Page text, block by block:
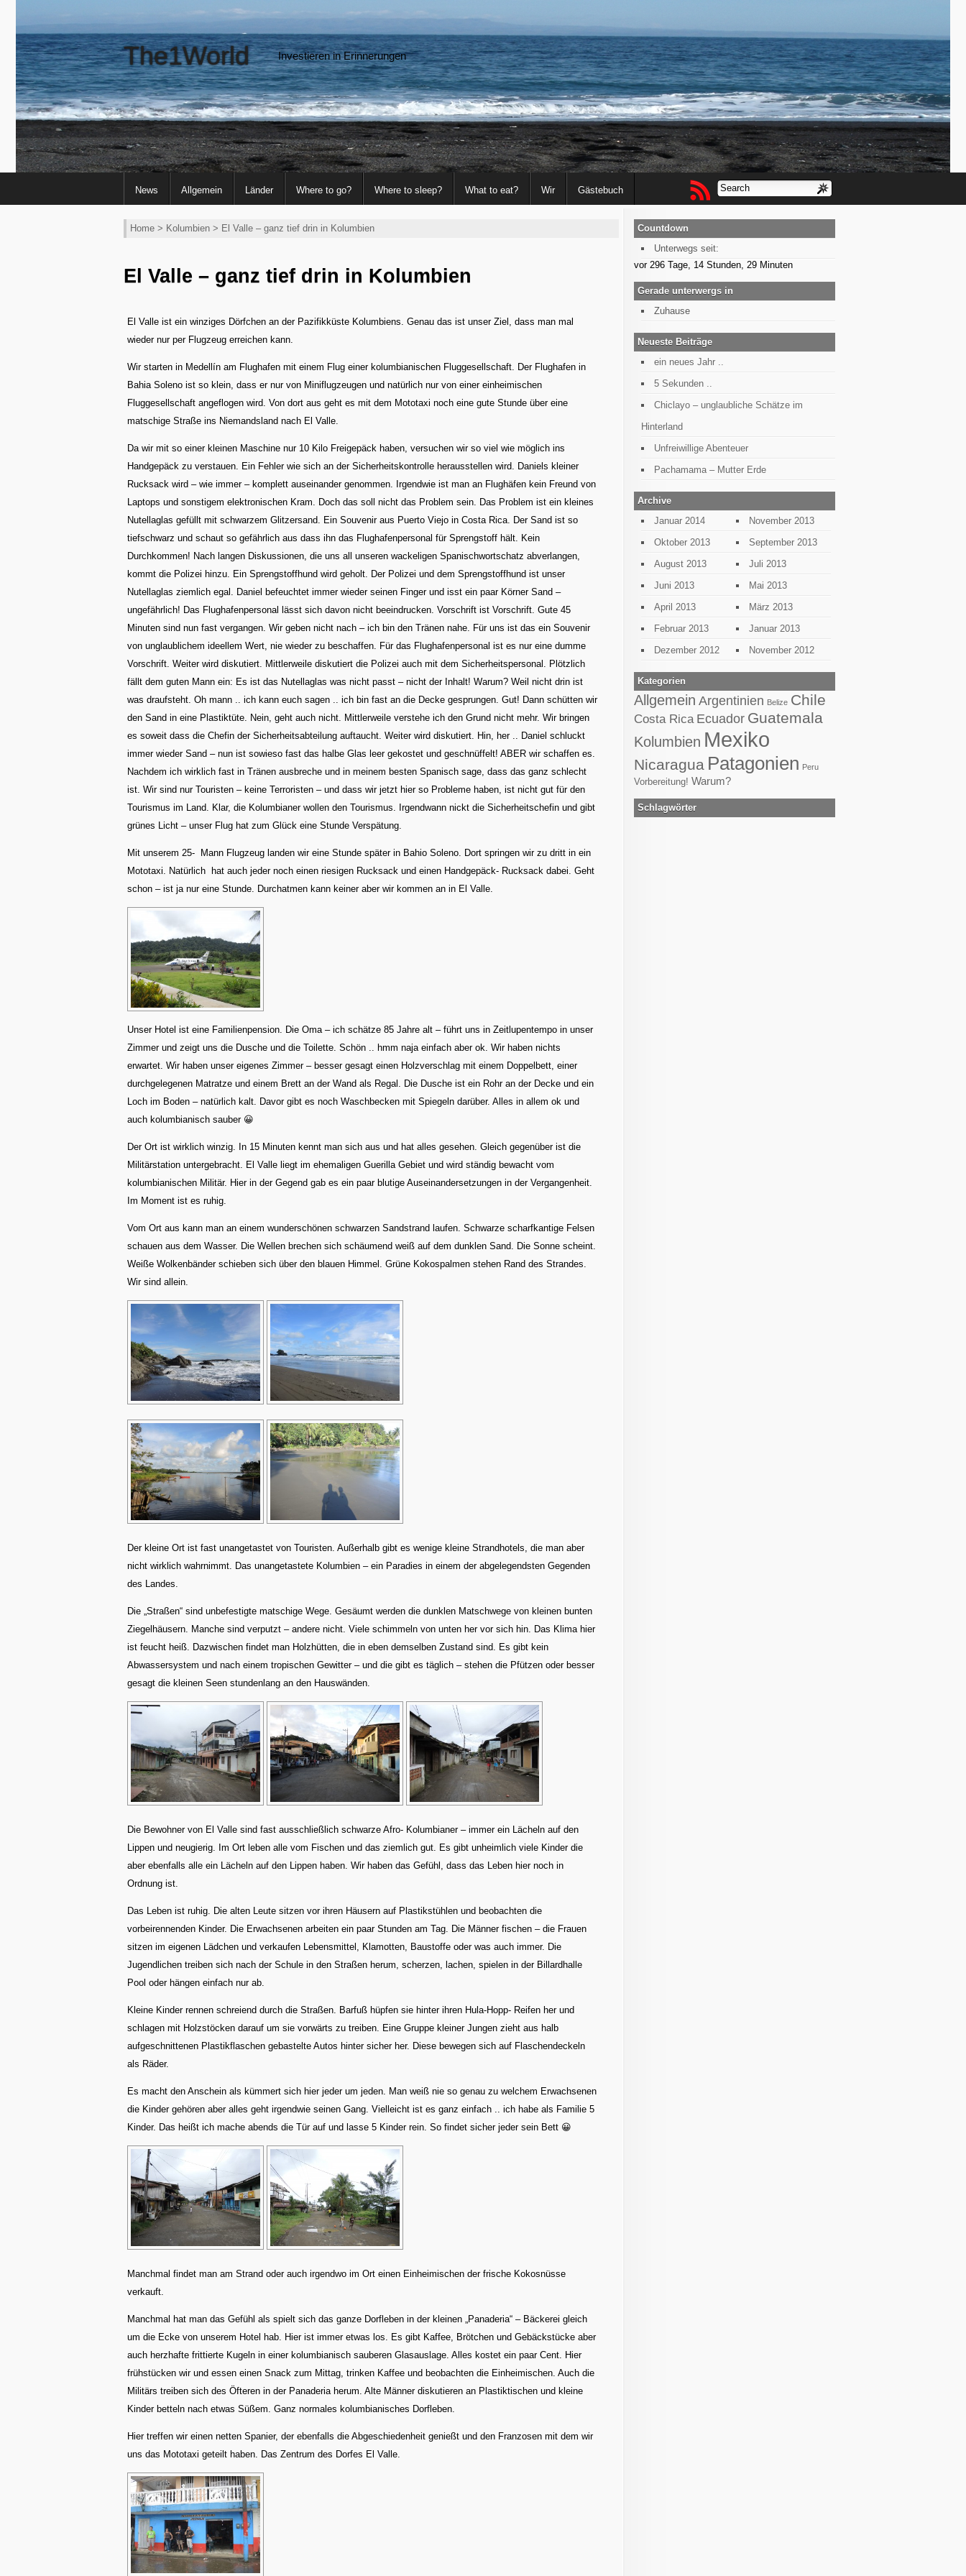
The1World Investieren in Erinnerungen
News Allgemein Länder Where to go? Where to sleep? What to eat? Wir Gästebuch
Home > Kolumbien > El Valle – ganz tief drin in Kolumbien
El Valle – ganz tief drin in Kolumbien
El Valle ist ein winziges Dörfchen an der Pazifikküste Kolumbiens. Genau das ist unser Ziel, dass man mal
wieder nur per Flugzeug erreichen kann.
Wir starten in Medellín am Flughafen mit einem Flug einer kolumbianischen Fluggesellschaft. Der Flughafen in
Bahia Soleno ist so klein, dass er nur von Miniflugzeugen und natürlich nur von einer einheimischen
Fluggesellschaft angeflogen wird. Von dort aus geht es mit dem Mototaxi noch eine gute Stunde über eine
matschige Straße ins Niemandsland nach El Valle.
Da wir mit so einer kleinen Maschine nur 10 Kilo Freigepäck haben, versuchen wir so viel wie möglich ins
Handgepäck zu verstauen. Ein Fehler wie sich an der Sicherheitskontrolle herausstellen wird. Daniels kleiner
Rucksack wird – wie immer – komplett auseinander genommen. Irgendwie ist man an Flughäfen kein Freund von
Laptops und sonstigem elektronischen Kram. Doch das soll nicht das Problem sein. Das Problem ist ein kleines
Nutellaglas gefüllt mit schwarzem Glitzersand. Ein Souvenir aus Puerto Viejo in Costa Rica. Der Sand ist so
tiefschwarz und schaut so gefährlich aus dass ihn das Flughafenpersonal für Sprengstoff hält. Kein
Durchkommen! Nach langen Diskussionen, die uns all unseren wackeligen Spanischwortschatz abverlangen,
kommt die Polizei hinzu. Ein Sprengstoffhund wird geholt. Der Polizei und dem Sprengstoffhund ist unser
Nutellaglas ziemlich egal. Daniel befeuchtet immer wieder seinen Finger und isst ein paar Körner Sand –
ungefährlich! Das Flughafenpersonal lässt sich davon nicht beeindrucken. Vorschrift ist Vorschrift. Gute 45
Minuten sind nun fast vergangen. Wir geben nicht nach – ich bin den Tränen nahe. Für uns ist das ein Souvenir
von unglaublichem ideellem Wert, nie wieder zu beschaffen. Für das Flughafenpersonal ist es nur eine dumme
Vorschrift. Weiter wird diskutiert. Mittlerweile diskutiert die Polizei auch mit dem Sicherheitspersonal. Plötzlich
fällt dem guten Mann ein: Es ist das Nutellaglas was nicht passt – nicht der Inhalt! Warum? Weil nicht drin ist
was draufsteht. Oh mann .. ich kann euch sagen .. ich bin fast an die Decke gesprungen. Gut! Dann schütten wir
den Sand in eine Plastiktüte. Nein, geht auch nicht. Mittlerweile verstehe ich den Grund nicht mehr. Wir bringen
es soweit dass die Chefin der Sicherheitsabteilung auftaucht. Weiter wird diskutiert. Hin, her .. Daniel schluckt
immer wieder Sand – nun ist sowieso fast das halbe Glas leer gekostet und geschnüffelt! ABER wir schaffen es.
Nachdem ich wirklich fast in Tränen ausbreche und in meinem besten Spanisch sage, dass das ganz schlecht
ist. Wir sind nur Touristen – keine Terroristen – und dass wir jetzt hier so Probleme haben, ist nicht gut für den
Tourismus im Land. Klar, die Kolumbianer wollen den Tourismus. Irgendwann nickt die Sicherheitschefin und gibt
grünes Licht – unser Flug hat zum Glück eine Stunde Verspätung.
Mit unserem 25- Mann Flugzeug landen wir eine Stunde später in Bahio Soleno. Dort springen wir zu dritt in ein
Mototaxi. Natürlich hat auch jeder noch einen riesigen Rucksack und einen Handgepäck- Rucksack dabei. Geht
schon – ist ja nur eine Stunde. Durchatmen kann keiner aber wir kommen an in El Valle.
Unser Hotel ist eine Familienpension. Die Oma – ich schätze 85 Jahre alt – führt uns in Zeitlupentempo in unser
Zimmer und zeigt uns die Dusche und die Toilette. Schön .. hmm naja einfach aber ok. Wir haben nichts
erwartet. Wir haben unser eigenes Zimmer – besser gesagt einen Holzverschlag mit einem Doppelbett, einer
durchgelegenen Matratze und einem Brett an der Wand als Regal. Die Dusche ist ein Rohr an der Decke und ein
Loch im Boden – natürlich kalt. Davor gibt es noch Waschbecken mit Spiegeln darüber. Alles in allem ok und
auch kolumbianisch sauber 😀
Der Ort ist wirklich winzig. In 15 Minuten kennt man sich aus und hat alles gesehen. Gleich gegenüber ist die
Militärstation untergebracht. El Valle liegt im ehemaligen Guerilla Gebiet und wird ständig bewacht vom
kolumbianischen Militär. Hier in der Gegend gab es ein paar blutige Auseinandersetzungen in der Vergangenheit.
Im Moment ist es ruhig.
Vom Ort aus kann man an einem wunderschönen schwarzen Sandstrand laufen. Schwarze scharfkantige Felsen
schauen aus dem Wasser. Die Wellen brechen sich schäumend weiß auf dem dunklen Sand. Die Sonne scheint.
Weiße Wolkenbänder schieben sich über den blauen Himmel. Grüne Kokospalmen stehen Rand des Strandes.
Wir sind allein.
Der kleine Ort ist fast unangetastet von Touristen. Außerhalb gibt es wenige kleine Strandhotels, die man aber
nicht wirklich wahrnimmt. Das unangetastete Kolumbien – ein Paradies in einem der abgelegendsten Gegenden
des Landes.
Die „Straßen“ sind unbefestigte matschige Wege. Gesäumt werden die dunklen Matschwege von kleinen bunten
Ziegelhäusern. Manche sind verputzt – andere nicht. Viele schimmeln von unten her vor sich hin. Das Klima hier
ist feucht heiß. Dazwischen findet man Holzhütten, die in eben demselben Zustand sind. Es gibt kein
Abwassersystem und nach einem tropischen Gewitter – und die gibt es täglich – stehen die Pfützen oder besser
gesagt die kleinen Seen stundenlang an den Hauswänden.
Die Bewohner von El Valle sind fast ausschließlich schwarze Afro- Kolumbianer – immer ein Lächeln auf den
Lippen und neugierig. Im Ort leben alle vom Fischen und das ziemlich gut. Es gibt unheimlich viele Kinder die
aber ebenfalls alle ein Lächeln auf den Lippen haben. Wir haben das Gefühl, dass das Leben hier noch in
Ordnung ist.
Das Leben ist ruhig. Die alten Leute sitzen vor ihren Häusern auf Plastikstühlen und beobachten die
vorbeirennenden Kinder. Die Erwachsenen arbeiten ein paar Stunden am Tag. Die Männer fischen – die Frauen
sitzen im eigenen Lädchen und verkaufen Lebensmittel, Klamotten, Baustoffe oder was auch immer. Die
Jugendlichen treiben sich nach der Schule in den Straßen herum, scherzen, lachen, spielen in der Billardhalle
Pool oder hängen einfach nur ab.
Kleine Kinder rennen schreiend durch die Straßen. Barfuß hüpfen sie hinter ihren Hula-Hopp- Reifen her und
schlagen mit Holzstöcken darauf um sie vorwärts zu treiben. Eine Gruppe kleiner Jungen zieht aus halb
aufgeschnittenen Plastikflaschen gebastelte Autos hinter sicher her. Diese bewegen sich auf Flaschendeckeln
als Räder.
Es macht den Anschein als kümmert sich hier jeder um jeden. Man weiß nie so genau zu welchem Erwachsenen
die Kinder gehören aber alles geht irgendwie seinen Gang. Vielleicht ist es ganz einfach .. ich habe als Familie 5
Kinder. Das heißt ich mache abends die Tür auf und lasse 5 Kinder rein. So findet sicher jeder sein Bett 😀
Manchmal findet man am Strand oder auch irgendwo im Ort einen Einheimischen der frische Kokosnüsse
verkauft.
Manchmal hat man das Gefühl als spielt sich das ganze Dorfleben in der kleinen „Panaderia“ – Bäckerei gleich
um die Ecke von unserem Hotel hab. Hier ist immer etwas los. Es gibt Kaffee, Brötchen und Gebäckstücke aber
auch herzhafte frittierte Kugeln in einer kolumbianisch sauberen Glasauslage. Alles kostet ein paar Cent. Hier
frühstücken wir und essen einen Snack zum Mittag, trinken Kaffee und beobachten die Einheimischen. Auch die
Militärs treiben sich des Öfteren in der Panaderia herum. Alte Männer diskutieren an Plastiktischen und kleine
Kinder betteln nach etwas Süßem. Ganz normales kolumbianisches Dorfleben.
Hier treffen wir einen netten Spanier, der ebenfalls die Abgeschiedenheit genießt und den Franzosen mit dem wir
uns das Mototaxi geteilt haben. Das Zentrum des Dorfes El Valle.
Countdown
Unterwegs seit:
vor 296 Tage, 14 Stunden, 29 Minuten
Gerade unterwergs in
Zuhause
Neueste Beiträge
ein neues Jahr ..
5 Sekunden ..
Chiclayo – unglaubliche Schätze im
Hinterland
Unfreiwillige Abenteuer
Pachamama – Mutter Erde
Archive
Januar 2014
November 2013
Oktober 2013
September 2013
August 2013
Juli 2013
Juni 2013
Mai 2013
April 2013
März 2013
Februar 2013
Januar 2013
Dezember 2012
November 2012
Kategorien
Allgemein Argentinien Belize Chile
Costa Rica Ecuador Guatemala
Kolumbien Mexiko
Nicaragua Patagonien Peru
Vorbereitung! Warum?
Schlagwörter